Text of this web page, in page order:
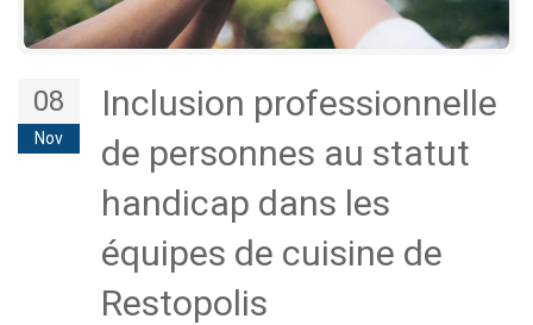
08
Nov
Inclusion professionnelle
de personnes au statut
handicap dans les
équipes de cuisine de
Restopolis